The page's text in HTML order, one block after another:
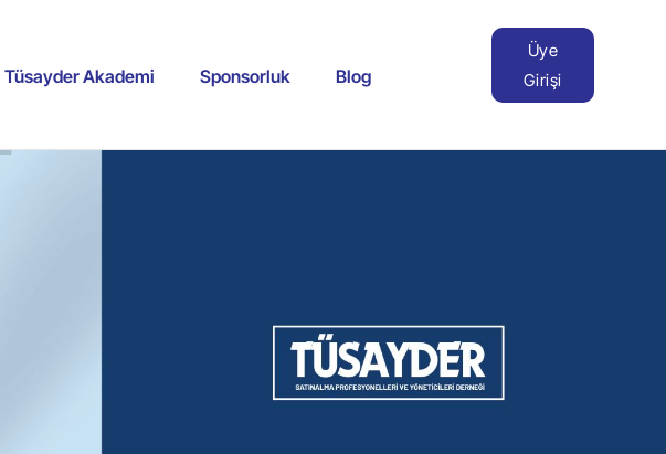
Tüsayder Akademi Sponsorluk Blog
Üye
Girişi